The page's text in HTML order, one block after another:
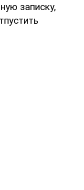
записку,